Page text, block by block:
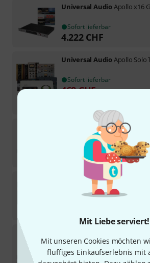
Mit Liebe serviert!
Mit unseren Cookies möchten
fluffiges Einkaufserlebnis mit
Universal AudioApollo x16
Sofort lieferbar
4.222 CHF
Universal AudioApollo Solo
Sofort lieferbar
468CHF
Universal AudioApollo x16D
Sofort lieferbar
2.699CHF
Universal AudioApollo Twin
Sofort lieferbar
Sofort lieferbar